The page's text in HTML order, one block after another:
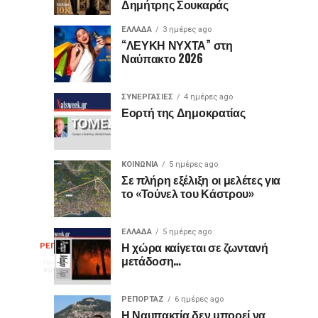
ΡΕΠΟΡΤΑΖ
2
ημέρες
ago
Η
γελοιογραφία
θύρες
USB
είναι
μωβ
έχουν
άλλα
χρώματα;
διαφορά
που
περισσότεροι
δεν
γνωρίζουν
για
τον
«Ίωνα»
στο
Κάστρο
της
Ναυπάκτου
Δημήτρης Σουκαράς
ΕΛΛΑΔΑ 3 ημέρες ago
“ΛΕΥΚΗ ΝΥΧΤΑ” στη
Ναύπακτο 2026
ΣΥΝΕΡΓΑΣΙΕΣ 4 ημέρες ago
Εορτή της Δημοκρατίας
ΚΟΙΝΩΝΙΑ 5 ημέρες ago
Σε πλήρη εξέλιξη οι μελέτες για
το «Τούνελ του Κάστρου»
ΕΛΛΑΔΑ 5 ημέρες ago
Η χώρα καίγεται σε ζωντανή
μετάδοση…
ΡΕΠΟΡΤΑΖ 6 ημέρες ago
Η Ναυπακτία δεν μπορεί να